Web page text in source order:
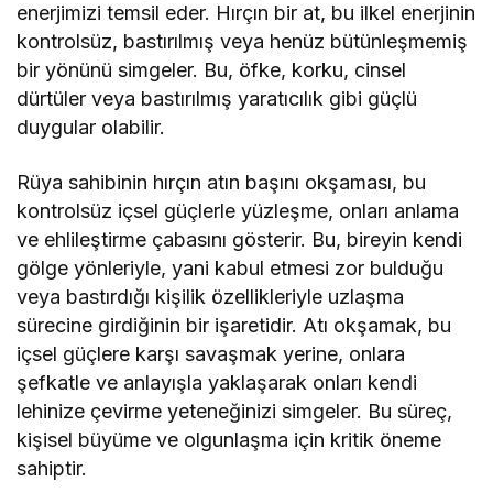
enerjimizi temsil eder. Hırçın bir at, bu ilkel enerjinin
kontrolsüz, bastırılmış veya henüz bütünleşmemiş
bir yönünü simgeler. Bu, öfke, korku, cinsel
dürtüler veya bastırılmış yaratıcılık gibi güçlü
duygular olabilir.
Rüya sahibinin hırçın atın başını okşaması, bu
kontrolsüz içsel güçlerle yüzleşme, onları anlama
ve ehlileştirme çabasını gösterir. Bu, bireyin kendi
gölge yönleriyle, yani kabul etmesi zor bulduğu
veya bastırdığı kişilik özellikleriyle uzlaşma
sürecine girdiğinin bir işaretidir. Atı okşamak, bu
içsel güçlere karşı savaşmak yerine, onlara
şefkatle ve anlayışla yaklaşarak onları kendi
lehinize çevirme yeteneğinizi simgeler. Bu süreç,
kişisel büyüme ve olgunlaşma için kritik öneme
sahiptir.